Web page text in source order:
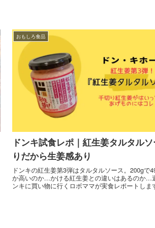
おもしろ食品
ドンキ試食レポ｜紅生姜タルタル
りだから生姜感あり
ドンキの紅生姜第3弾はタルタルソース。200gで
か高いのか…かける紅生姜との違いはあるのか…
ンキに買い物に行くロボママが実食レポートしま